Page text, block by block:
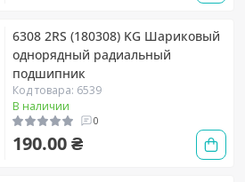
6308 2RS (180308) KG Шариковый
однорядный радиальный
подшипник
Код товара: 6539
В наличии
0
190.00 ₴